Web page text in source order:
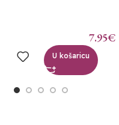
7.95€
U košaricu